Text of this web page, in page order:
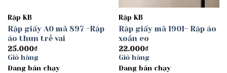
Rập KB
Rập giấy A0 mã 897 -Rập
áo thun trễ vai
25.000₫
Giỏ hàng
Đang bán chạy
Rập KB
Rập giấy mã 1901- Rập áo
xoắn eo
22.000₫
Giỏ hàng
Đang bán chạy